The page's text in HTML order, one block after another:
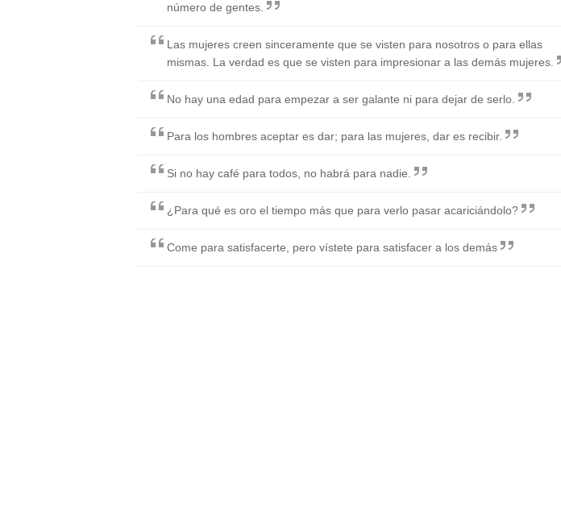
número de gentes.
Las mujeres creen sinceramente que se visten para nosotros o para ellas
mismas. La verdad es que se visten para impresionar a las demás mujeres.
No hay una edad para empezar a ser galante ni para dejar de serlo.
Para los hombres aceptar es dar; para las mujeres, dar es recibir.
Si no hay café para todos, no habrá para nadie.
¿Para qué es oro el tiempo más que para verlo pasar acariciándolo?
Come para satisfacerte, pero vístete para satisfacer a los demás